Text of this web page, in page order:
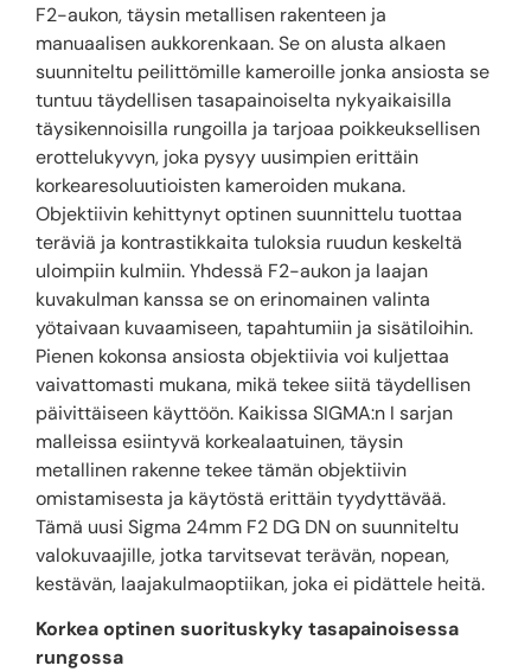
F2-aukon, täysin metallisen rakenteen ja
manuaalisen aukkorenkaan. Se on alusta alkaen
suunniteltu peilittömille kameroille jonka ansiosta se
tuntuu täydellisen tasapainoiselta nykyaikaisilla
täysikennoisilla rungoilla ja tarjoaa poikkeuksellisen
erottelukyvyn, joka pysyy uusimpien erittäin
korkearesoluutioisten kameroiden mukana.
Objektiivin kehittynyt optinen suunnittelu tuottaa
teräviä ja kontrastikkaita tuloksia ruudun keskeltä
uloimpiin kulmiin. Yhdessä F2-aukon ja laajan
kuvakulman kanssa se on erinomainen valinta
yötaivaan kuvaamiseen, tapahtumiin ja sisätiloihin.
Pienen kokonsa ansiosta objektiivia voi kuljettaa
vaivattomasti mukana, mikä tekee siitä täydellisen
päivittäiseen käyttöön. Kaikissa SIGMA:n I sarjan
malleissa esiintyvä korkealaatuinen, täysin
metallinen rakenne tekee tämän objektiivin
omistamisesta ja käytöstä erittäin tyydyttävää.
Tämä uusi Sigma 24mm F2 DG DN on suunniteltu
valokuvaajille, jotka tarvitsevat terävän, nopean,
kestävän, laajakulmaoptiikan, joka ei pidättele heitä.
Korkea optinen suorituskyky tasapainoisessa
rungossa